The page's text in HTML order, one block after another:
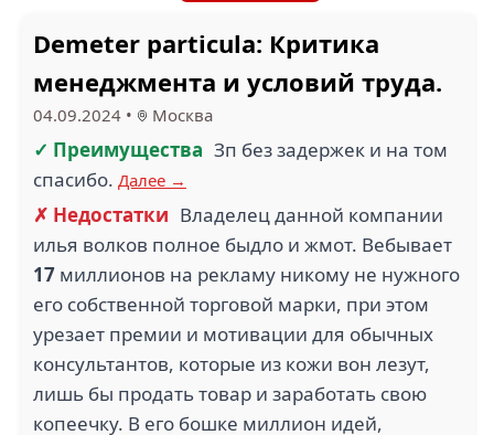
Demeter particula: Критика
менеджмента и условий труда.
04.09.2024 • Москва
✓ Преимущества Зп без задержек и на том
спасибо. Далее →
✗ Недостатки Владелец данной компании
илья волков полное быдло и жмот. Вебывает
17 миллионов на рекламу никому не нужного
его собственной торговой марки, при этом
урезает премии и мотивации для обычных
консультантов, которые из кожи вон лезут,
лишь бы продать товар и заработать свою
копеечку. В его бошке миллион идей,